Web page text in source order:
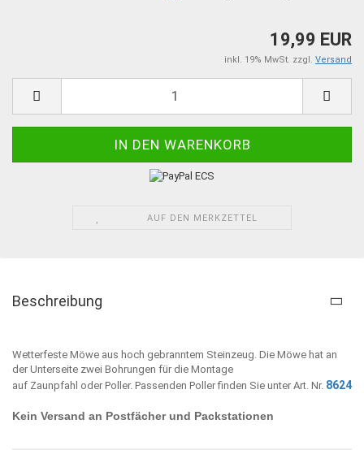
19,99 EUR
inkl. 19% MwSt. zzgl. Versand
AUF DEN MERKZETTEL
Beschreibung
Wetterfeste Möwe aus hoch gebranntem Steinzeug. Die Möwe hat an
der Unterseite zwei Bohrungen für die Montage
auf Zaunpfahl oder Poller. Passenden Poller finden Sie unter Art. Nr. 8624
Kein Versand an Postfächer und Packstationen